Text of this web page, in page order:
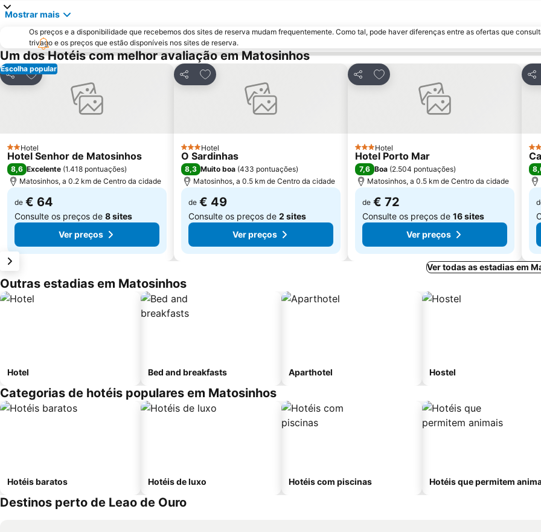
Mostrar mais
Os preços e a disponibilidade que recebemos dos sites de reserva mudam frequentemente. Como tal, pode haver diferenças entre as ofertas que
trivago e os preços que estão disponíveis nos sites de reserva.
Um dos Hotéis com melhor avaliação em Matosinhos
Escolha popular
Partilhar
Adicionar aos favoritos
2 Estrelas
Hotel
Hotel Senhor de Matosinhos
8,6 Excelente (1.418 pontuações)
Matosinhos, a 0.2 km de Centro da cidade
de € 64
Consulte os preços de 8 sites
Ver preços
Partilhar
Adicionar aos favoritos
3 Estrelas
Hotel
O Sardinhas
8,3 Muito boa (433 pontuações)
Matosinhos, a 0.5 km de Centro da cidade
de € 49
Consulte os preços de 2 sites
Ver preços
Partilhar
Adicionar aos favoritos
3 Estrelas
Hotel
Hotel Porto Mar
7,6 Boa (2.504 pontuações)
Matosinhos, a 0.5 km de Centro da cidade
de € 72
Consulte os preços de 16 sites
Ver preços
4
Ver todas as estadias em
Outras estadias em Matosinhos
Hotel Bed and breakfasts Aparthotel Hostel
Categorias de hotéis populares em Matosinhos
Hotéis baratos Hotéis de luxo Hotéis com piscinas Hotéis que permitem
Destinos perto de Leao de Ouro